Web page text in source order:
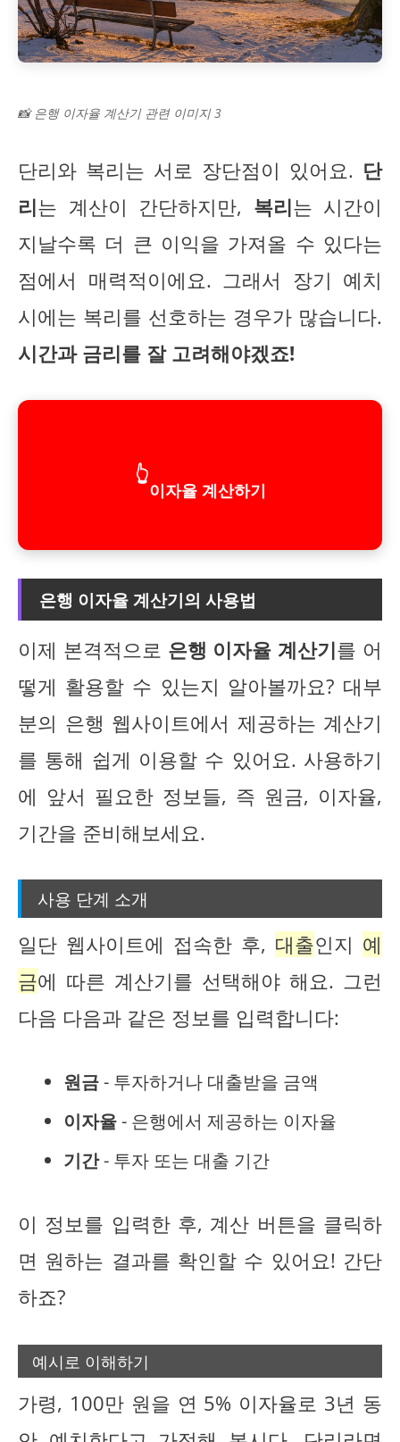
📸 은행 이자율 계산기 관련 이미지 3
단리와 복리는 서로 장단점이 있어요. 단
리는 계산이 간단하지만, 복리는 시간이
지날수록 더 큰 이익을 가져올 수 있다는
점에서 매력적이에요. 그래서 장기 예치
시에는 복리를 선호하는 경우가 많습니다.
시간과 금리를 잘 고려해야겠죠!
👆
이자율 계산하기
은행 이자율 계산기의 사용법
이제 본격적으로 은행 이자율 계산기를 어
떻게 활용할 수 있는지 알아볼까요? 대부
분의 은행 웹사이트에서 제공하는 계산기
를 통해 쉽게 이용할 수 있어요. 사용하기
에 앞서 필요한 정보들, 즉 원금, 이자율,
기간을 준비해보세요.
사용 단계 소개
일단 웹사이트에 접속한 후, 대출인지 예
금에 따른 계산기를 선택해야 해요. 그런
다음 다음과 같은 정보를 입력합니다:
원금- 투자하거나 대출받을 금액
이자율- 은행에서 제공하는 이자율
기간- 투자 또는 대출 기간
이 정보를 입력한 후, 계산 버튼을 클릭하
면 원하는 결과를 확인할 수 있어요! 간단
하죠?
예시로 이해하기
가령, 100만 원을 연 5% 이자율로 3년 동